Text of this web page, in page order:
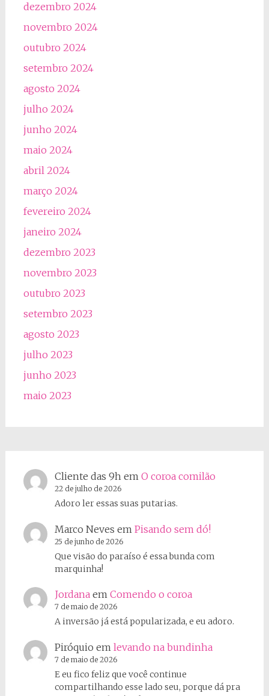
dezembro 2024
novembro 2024
outubro 2024
setembro 2024
agosto 2024
julho 2024
junho 2024
maio 2024
abril 2024
março 2024
fevereiro 2024
janeiro 2024
dezembro 2023
novembro 2023
outubro 2023
setembro 2023
agosto 2023
julho 2023
junho 2023
maio 2023
Cliente das 9hem O coroa comilão
22 de julho de 2026
Adoro ler essas suas putarias.
Marco Neves em Pisando sem dó!
25 de junho de 2026
Que visão do paraíso é essa bunda com
marquinha!
Jordanaem Comendo o coroa
7 de maio de 2026
A inversão já está popularizada, e eu adoro.
Piróquio em levando na bundinha
7 de maio de 2026
E eu fico feliz que você continue
compartilhando esse lado seu, porque dá pra